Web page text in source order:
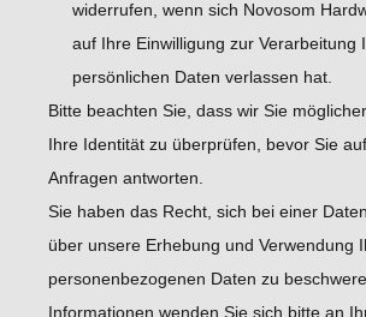
widerrufen, wenn sich Novosom
auf Ihre Einwilligung zur Verarbeitung
persönlichen Daten verlassen hat.
Bitte beachten Sie, dass wir Sie
Ihre Identität zu überprüfen, bevor Sie
Anfragen antworten.
Sie haben das Recht, sich bei einer
über unsere Erhebung und Verwendung
personenbezogenen Daten zu
Informationen wenden Sie sich bitte an